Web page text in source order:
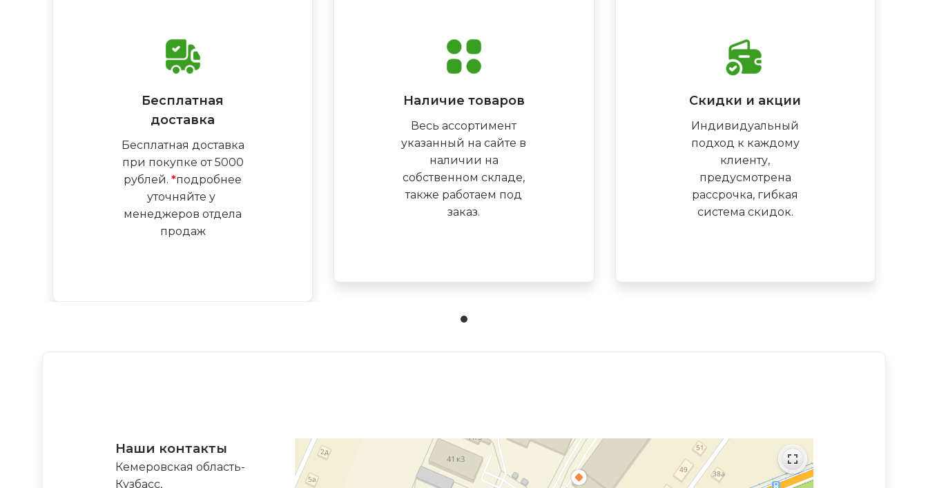
Бесплатная
доставка
Бесплатная доставка
при покупке от 5000
рублей.*подробнее
уточняйте у
менеджеров отдела
продаж
Наличие товаров
Весь ассортимент
указанный на сайте в
наличии на
собственном складе,
также работаем под
заказ.
Скидки и акции
Индивидуальный
подход к каждому
клиенту,
предусмотрена
рассрочка, гибкая
система скидок.
Наши контакты
Кемеровская область-
Кузбасс,